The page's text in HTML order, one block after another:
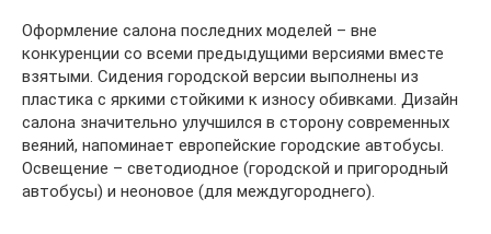
Оформление салона последних моделей – вне
конкуренции со всеми предыдущими версиями вместе
взятыми. Сидения городской версии выполнены из
пластика с яркими стойкими к износу обивками. Дизайн
салона значительно улучшился в сторону современных
веяний, напоминает европейские городские автобусы.
Освещение – светодиодное (городской и пригородный
автобусы) и неоновое (для междугороднего).